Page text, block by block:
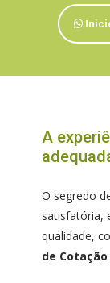
A
O segredo
satisfatória,
qualidade,
de